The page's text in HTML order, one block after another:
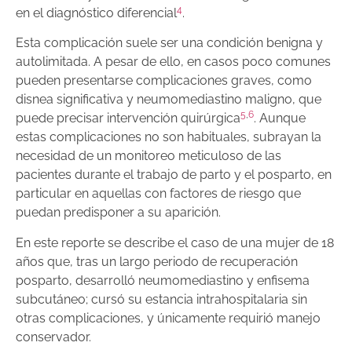
en el diagnóstico diferencial4.
Esta complicación suele ser una condición benigna y
autolimitada. A pesar de ello, en casos poco comunes
pueden presentarse complicaciones graves, como
disnea significativa y neumomediastino maligno, que
puede precisar intervención quirúrgica5,6. Aunque
estas complicaciones no son habituales, subrayan la
necesidad de un monitoreo meticuloso de las
pacientes durante el trabajo de parto y el posparto, en
particular en aquellas con factores de riesgo que
puedan predisponer a su aparición.
En este reporte se describe el caso de una mujer de 18
años que, tras un largo periodo de recuperación
posparto, desarrolló neumomediastino y enfisema
subcutáneo; cursó su estancia intrahospitalaria sin
otras complicaciones, y únicamente requirió manejo
conservador.